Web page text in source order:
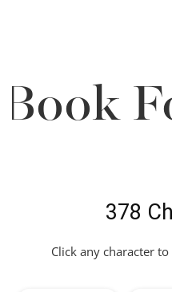
Book
378
Click any character